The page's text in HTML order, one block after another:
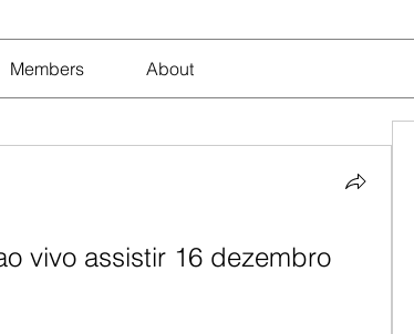
Members About
vivo assistir 16 dezembro